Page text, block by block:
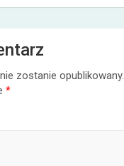
zostanie opublikowany.
*